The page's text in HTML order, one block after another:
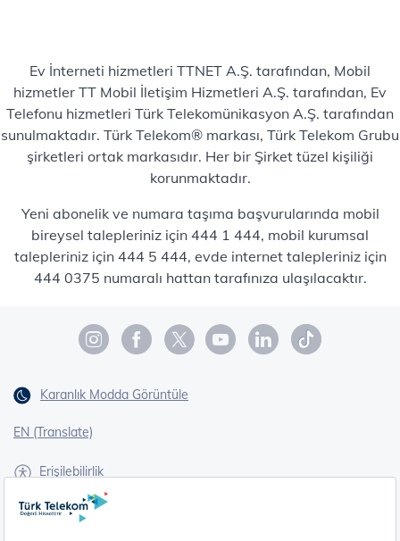
Ev İnterneti hizmetleri TTNET A.Ş. tarafından, Mobil
hizmetler TT Mobil İletişim Hizmetleri A.Ş. tarafından, Ev
Telefonu hizmetleri Türk Telekomünikasyon A.Ş. tarafından
sunulmaktadır. Türk Telekom® markası, Türk Telekom Grubu
şirketleri ortak markasıdır. Her bir Şirket tüzel kişiliği
korunmaktadır.
Yeni abonelik ve numara taşıma başvurularında mobil
bireysel talepleriniz için 444 1 444, mobil kurumsal
talepleriniz için 444 5 444, evde internet talepleriniz için
444 0375 numaralı hattan tarafınıza ulaşılacaktır.
Karanlık Modda Görüntüle
EN (Translate)
Erişilebilirlik
İşaret Dili Çevirisi